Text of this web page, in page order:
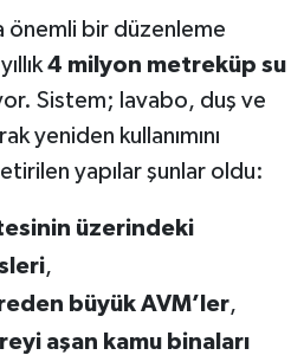
önemli bir düzenleme
4 milyon metreküp su
Sistem; lavabo, duş ve
yeniden kullanımını
yapılar şunlar oldu:
üzerindeki
,
büyük AVM’ler,
aşan kamu binaları